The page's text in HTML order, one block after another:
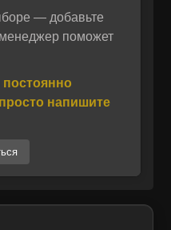
персональных данных.
персональных данных.
компанией
своим
и многолетним
моторов.
являются
— добавьте
поможет
напишите